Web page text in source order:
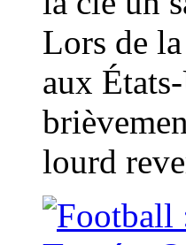
Lors de
aux
lourd